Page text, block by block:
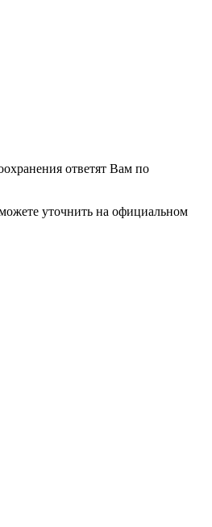
ответят Вам по
уточнить на официальном